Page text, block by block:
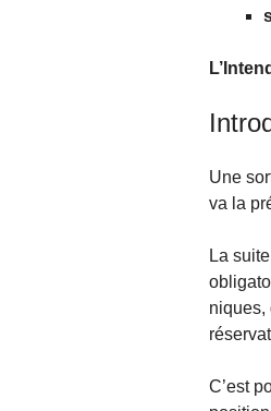
Une
va la
La
niques,
C’est